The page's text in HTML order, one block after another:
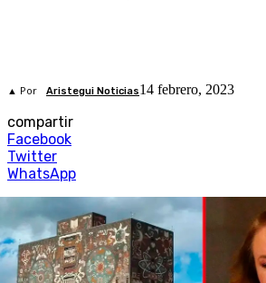
▲ Por Aristegui Noticias14 febrero, 2023
compartir
Facebook
Twitter
WhatsApp